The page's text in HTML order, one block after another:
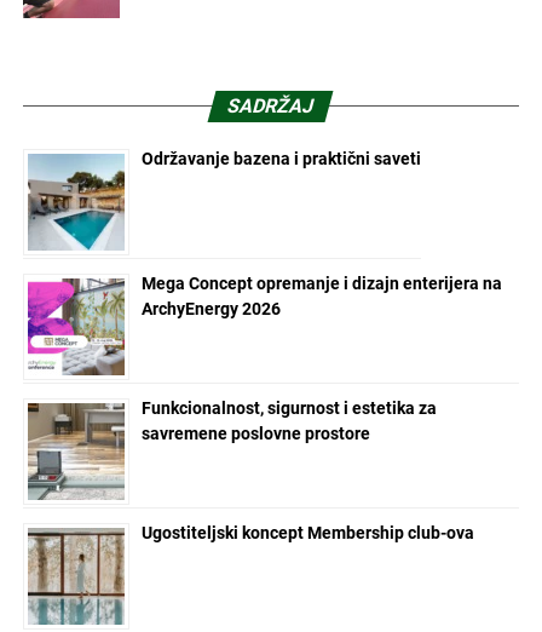
SADRŽAJ
Održavanje bazena i praktični saveti
Mega Concept opremanje i dizajn enterijera na
ArchyEnergy 2026
Funkcionalnost, sigurnost i estetika za
savremene poslovne prostore
Ugostiteljski koncept Membership club-ova